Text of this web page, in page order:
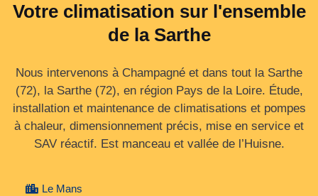
Votre climatisation sur l'ensemble
de la Sarthe
Nous intervenons à Champagné et dans tout la Sarthe
(72), la Sarthe (72), en région Pays de la Loire. Étude,
installation et maintenance de climatisations et pompes
à chaleur, dimensionnement précis, mise en service et
SAV réactif. Est manceau et vallée de l’Huisne.
Le Mans